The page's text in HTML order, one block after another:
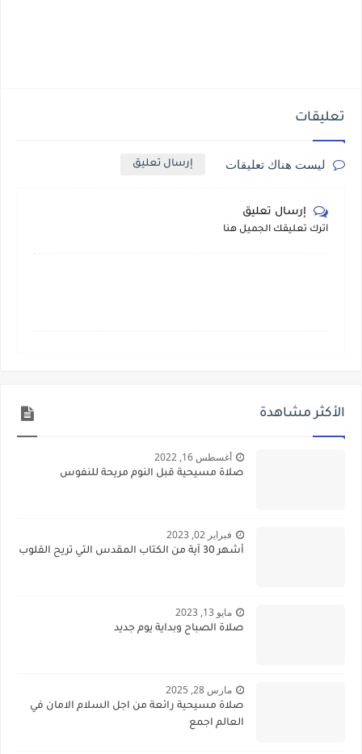
تعليقات
ليست هناك تعليقات إرسال تعليق
إرسال تعليق
أترك تعليقك الجميل هنا
الأكثر مشاهدة
أغسطس 16, 2022
صلاة مسيحية قبل النوم مريحة للنفوس
فبراير 02, 2023
أشهر 30 آية من الكتاب المقدس التي تريح القلوب
مايو 13, 2023
صلاة الصباح وبداية يوم جديد
مارس 28, 2025
صلاة مسيحية رائعة من اجل السلام الامان في
العالم اجمع